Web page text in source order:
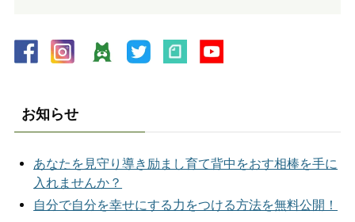
お知らせ
あなたを見守り導き励まし育て背中をおす相棒を手に
入れませんか？
自分で自分を幸せにする力をつける方法を無料公開！